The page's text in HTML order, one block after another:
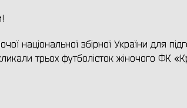
національної збірної України для
трьох футболісток жіночого ФК